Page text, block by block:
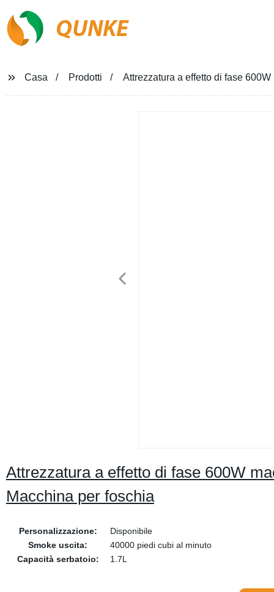
QUNKE
Casa Prodotti Attrezzatura a effetto di fase
Attrezzatura a effetto di fase 600W
Macchina per foschia
Personalizzazione:
Disponibile
Smoke uscita:
40000 piedi cubi al minuto
Capacità serbatoio:
1.7L